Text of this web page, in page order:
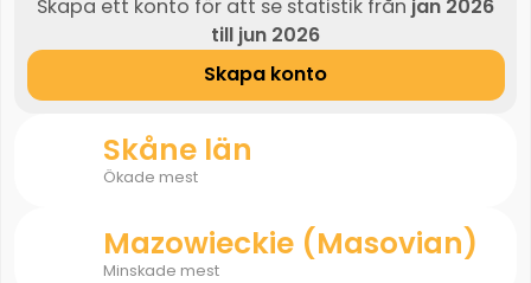
Skapa ett konto för att se statistik från jan 2026
till jun 2026
Skapa konto
Skåne län
Ökade mest
Mazowieckie (Masovian)
Minskade mest